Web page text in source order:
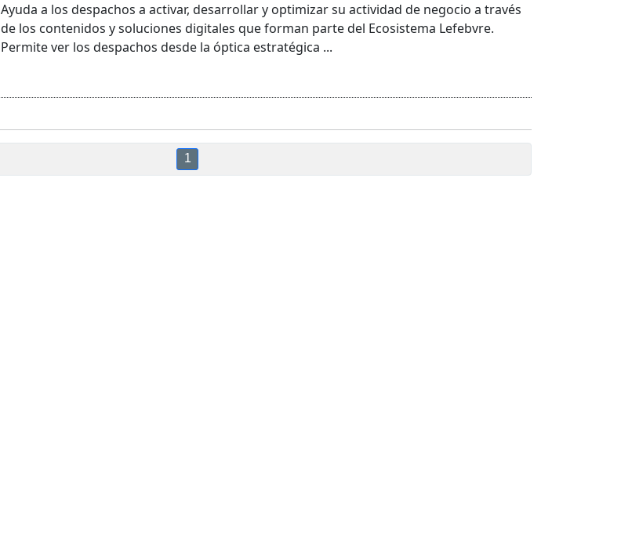
Ayuda a los despachos a activar, desarrollar y optimizar su actividad de negocio a través
de los contenidos y soluciones digitales que forman parte del Ecosistema Lefebvre.
Permite ver los despachos desde la óptica estratégica ...
1